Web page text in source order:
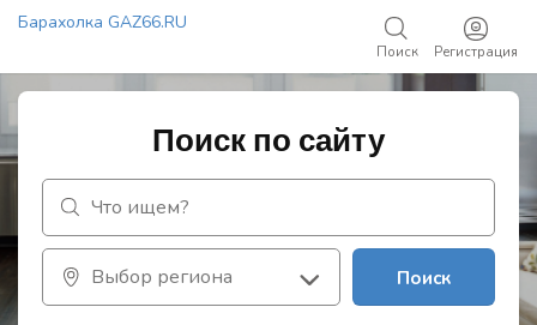
Барахолка GAZ66.RU
Регистрация
Поиск
Добавить объявление
Поиск по сайту
Поиск